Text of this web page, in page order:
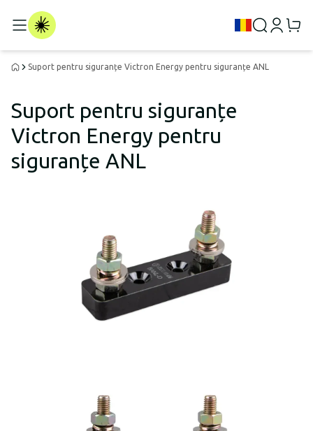
Suport pentru siguranțe Victron Energy pentru siguranțe ANL
Suport pentru siguranțe
Victron Energy pentru
siguranțe ANL